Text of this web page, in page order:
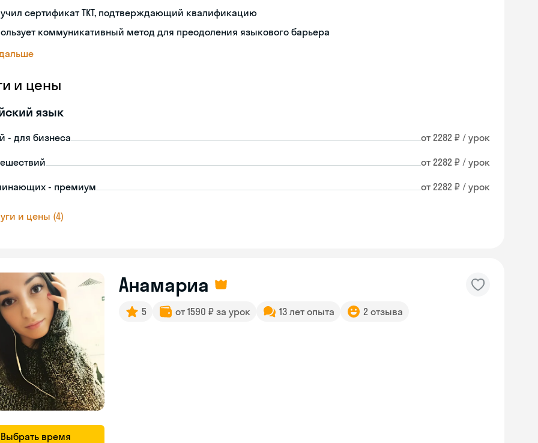
сертификат TKT, подтверждающий квалификацию
коммуникативный метод для преодоления языкового барьера
и цены
язык
- для бизнеса от 2282 ₽ / урок
от 2282 ₽ / урок
- премиум от 2282 ₽ / урок
и цены (4)
Выбрать время
Анамариа
5 от 1590 ₽ за урок 13 лет опыта 2 отзыва